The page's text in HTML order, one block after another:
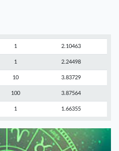
1 2.10463
1 2.24498
10 3.83729
100 3.87564
1 1.66355